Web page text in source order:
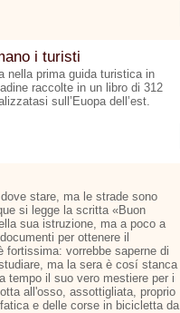
i turisti
nella prima guida turistica in
raccolte in un libro di 312
sull’Euopa dell’est.
stare, ma le strade sono
si legge la scritta «Buon
sua istruzione, ma a poco a
per ottenere il
fortissima: vorrebbe saperne di
ma la sera è cosí stanca
tempo il suo vero mestiere per i
all'osso, assottigliata, proprio
e delle corse in bicicletta da